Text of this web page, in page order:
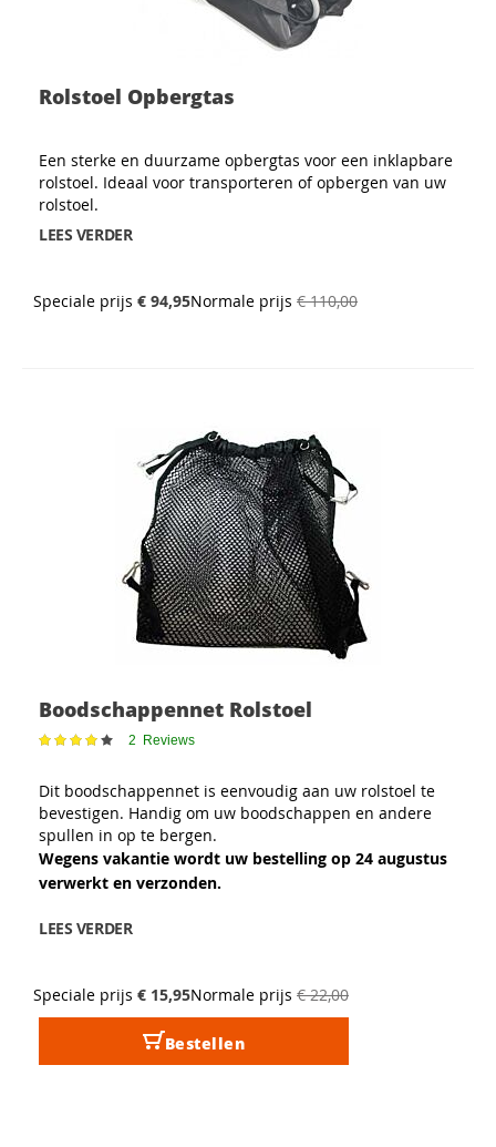
Rolstoel Opbergtas
Een sterke en duurzame opbergtas voor een inklapbare
rolstoel. Ideaal voor transporteren of opbergen van uw
rolstoel.
LEES VERDER
Speciale prijs € 94,95Normale prijs € 110,00
Boodschappennet Rolstoel
Waardering:2 Reviews
Dit boodschappennet is eenvoudig aan uw rolstoel te
bevestigen. Handig om uw boodschappen en andere
spullen in op te bergen.
Wegens vakantie wordt uw bestelling op 24 augustus
verwerkt en verzonden.
LEES VERDER
Speciale prijs € 15,95Normale prijs € 22,00
Bestellen